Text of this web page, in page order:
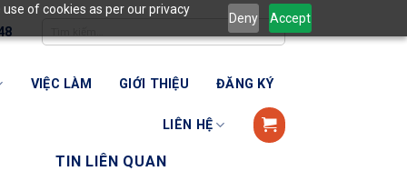
of cookies as per our privacy
Deny Accept
VIỆC LÀM GIỚI THIỆU ĐĂNG KÝ
LIÊN HỆ
TIN LIÊN QUAN